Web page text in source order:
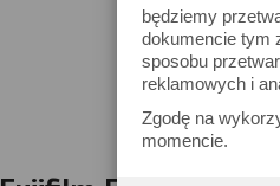
będziemy
dokumencie tym
sposobu
reklamowych i
Zgodę na
momencie.
Typ:
Pokaż tylko